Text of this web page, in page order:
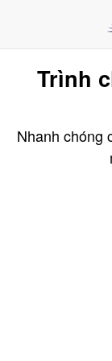
Trình
Nhanh chóng